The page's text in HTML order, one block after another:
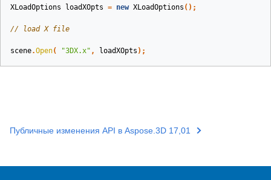
XLoadOptions loadXOpts = new XLoadOptions ();
// load X file
scene.Open( "3DX.x" , loadXOpts );
Публичные изменения API в Aspose.3D 17,01